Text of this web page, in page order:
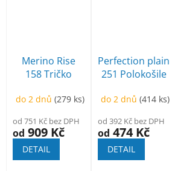
Merino Rise
158 Tričko
do 2 dnů(279 ks)
od 751 Kč bez DPH
od 909 Kč
DETAIL
Perfection plain
251 Polokošile
do 2 dnů(414 ks)
od 392 Kč bez DPH
od 474 Kč
DETAIL